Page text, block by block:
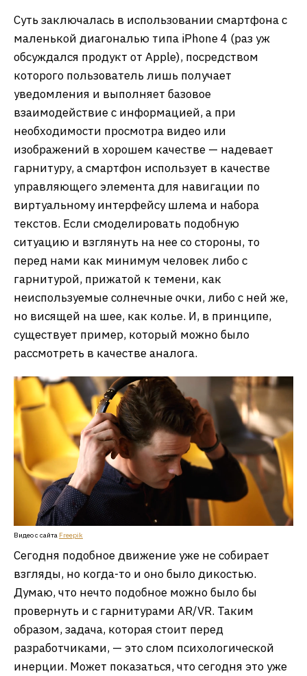
Суть заключалась в использовании смартфона с
маленькой диагональю типа iPhone 4 (раз уж
обсуждался продукт от Apple), посредством
которого пользователь лишь получает
уведомления и выполняет базовое
взаимодействие с информацией, а при
необходимости просмотра видео или
изображений в хорошем качестве — надевает
гарнитуру, а смартфон использует в качестве
управляющего элемента для навигации по
виртуальному интерфейсу шлема и набора
текстов. Если смоделировать подобную
ситуацию и взглянуть на нее со стороны, то
перед нами как минимум человек либо с
гарнитурой, прижатой к темени, как
неиспользуемые солнечные очки, либо с ней же,
но висящей на шее, как колье. И, в принципе,
существует пример, который можно было
рассмотреть в качестве аналога.
Видео с сайта Freepik
Сегодня подобное движение уже не собирает
взгляды, но когда-то и оно было дикостью.
Думаю, что нечто подобное можно было бы
провернуть и с гарнитурами AR/VR. Таким
образом, задача, которая стоит перед
разработчиками, — это слом психологической
инерции. Может показаться, что сегодня это уже